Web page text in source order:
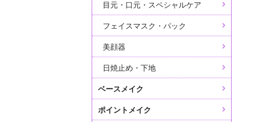
目元・口元・スペシャルケア
フェイスマスク・パック
美顔器
日焼止め・下地
ベースメイク
ポイントメイク